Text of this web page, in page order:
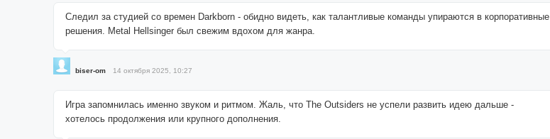
Следил за студией со времен Darkborn - обидно видеть, как талантливые команды упираются в корпоративные
решения. Metal Hellsinger был свежим вдохом для жанра.
biser-om 14 октября 2025, 10:27
Игра запомнилась именно звуком и ритмом. Жаль, что The Outsiders не успели развить идею дальше -
хотелось продолжения или крупного дополнения.